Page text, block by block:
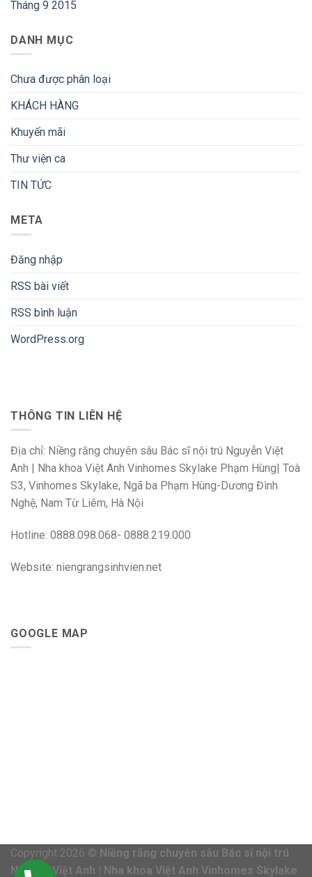
Tháng 9 2015
DANH MỤC
Chưa được phân loại
KHÁCH HÀNG
Khuyến mãi
Thư viện ca
TIN TỨC
META
Đăng nhập
RSS bài viết
RSS bình luận
WordPress.org
THÔNG TIN LIÊN HỆ
Địa chỉ: Niềng răng chuyên sâu Bác sĩ nội trú Nguyễn Việt
Anh | Nha khoa Việt Anh Vinhomes Skylake Phạm Hùng| Toà
S3, Vinhomes Skylake, Ngã ba Phạm Hùng-Dương Đình
Nghệ, Nam Từ Liêm, Hà Nội
Hotline: 0888.098.068- 0888.219.000
Website: niengrangsinhvien.net
GOOGLE MAP
Copyright 2026 © Niềng răng chuyên sâu Bác sĩ nội trú
Nguyễn Việt Anh | Nha khoa Việt Anh Vinhomes Skylake